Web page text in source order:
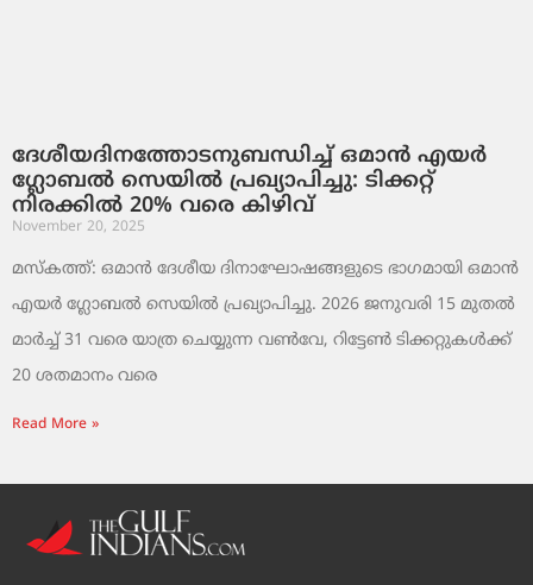
ദേശീയദിനത്തോടനുബന്ധിച്ച് ഒമാൻ എയർ
ഗ്ലോബൽ സെയിൽ പ്രഖ്യാപിച്ചു: ടിക്കറ്റ്
നിരക്കിൽ 20% വരെ കിഴിവ്
November 20, 2025
മസ്‌കത്ത്: ഒമാൻ ദേശീയ ദിനാഘോഷങ്ങളുടെ ഭാഗമായി ഒമാൻ
എയർ ഗ്ലോബൽ സെയിൽ പ്രഖ്യാപിച്ചു. 2026 ജനുവരി 15 മുതൽ
മാർച്ച് 31 വരെ യാത്ര ചെയ്യുന്ന വൺവേ, റിട്ടേൺ ടിക്കറ്റുകൾക്ക്
20 ശതമാനം വരെ
Read More »